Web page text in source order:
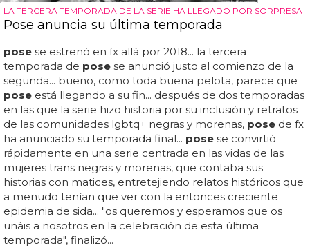
LA TERCERA TEMPORADA DE LA SERIE HA LLEGADO POR SORPRESA
Pose anuncia su última temporada
pose se estrenó en fx allá por 2018... la tercera
temporada de pose se anunció justo al comienzo de la
segunda... bueno, como toda buena pelota, parece que
pose está llegando a su fin... después de dos temporadas
en las que la serie hizo historia por su inclusión y retratos
de las comunidades lgbtq+ negras y morenas, pose de fx
ha anunciado su temporada final... pose se convirtió
rápidamente en una serie centrada en las vidas de las
mujeres trans negras y morenas, que contaba sus
historias con matices, entretejiendo relatos históricos que
a menudo tenían que ver con la entonces creciente
epidemia de sida... "os queremos y esperamos que os
unáis a nosotros en la celebración de esta última
temporada", finalizó...